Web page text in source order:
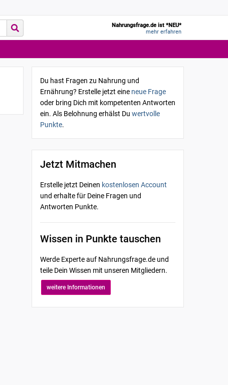
Nahrungsfrage.de ist *NEU*
mehr erfahren
Du hast Fragen zu Nahrung und
Ernährung? Erstelle jetzt eine neue Frage
oder bring Dich mit kompetenten Antworten
ein. Als Belohnung erhälst Du wertvolle
Punkte.
Jetzt Mitmachen
Erstelle jetzt Deinen kostenlosen Account
und erhalte für Deine Fragen und
Antworten Punkte.
Wissen in Punkte tauschen
Werde Experte auf Nahrungsfrage.de und
teile Dein Wissen mit unseren Mitgliedern.
weitere Informationen